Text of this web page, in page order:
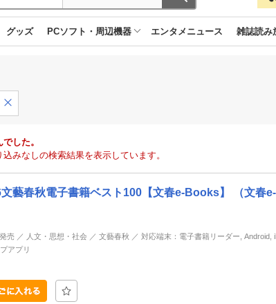
グッズ PCソフト・周辺機器 エンタメニュース 雑誌読み
した。
みなしの検索結果を表示しています。
藝春秋電子書籍ベスト100【文春e-Books】 （文春
売 ／ 人文・思想・社会 ／ 文藝春秋 ／ 対応端末：電子書籍リーダー, Android,
アプリ